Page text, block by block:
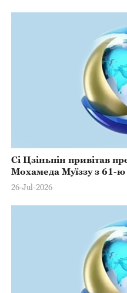
Сі Цзіньпін привітав
Мохамеда Муїззу з 61-
Мальдів
26-Jul-2026